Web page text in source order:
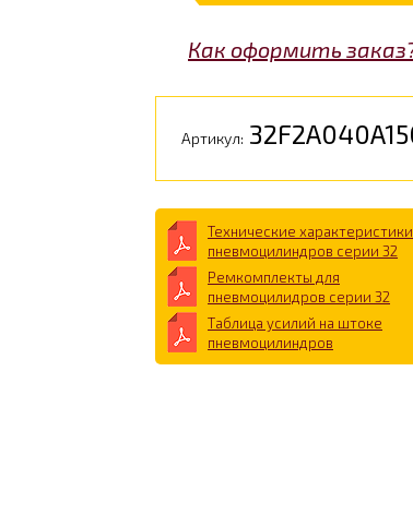
Как оформить
Артикул:
Технические характеристики
пневмоцилиндров серии 32
Ремкомплекты для
пневмоцилидров серии 32
Таблица усилий на штоке
пневмоцилиндров